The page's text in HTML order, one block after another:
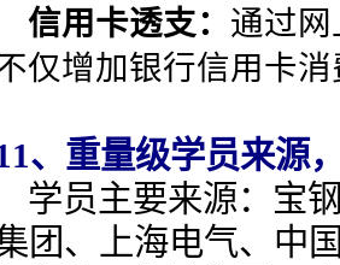
信用卡透支： 通过
仅增加银行信用卡
、重量级学员来源
学员主要来源：宝
团、上海电气、中